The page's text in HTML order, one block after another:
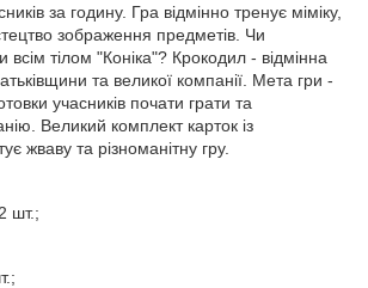
за годину. Гра відмінно тренує міміку,
зображення предметів. Чи
всім тілом "Коніка"? Крокодил - відмінна
та великої компанії. Мета гри -
учасників почати грати та
Великий комплект карток із
жваву та різноманітну гру.
шт.;